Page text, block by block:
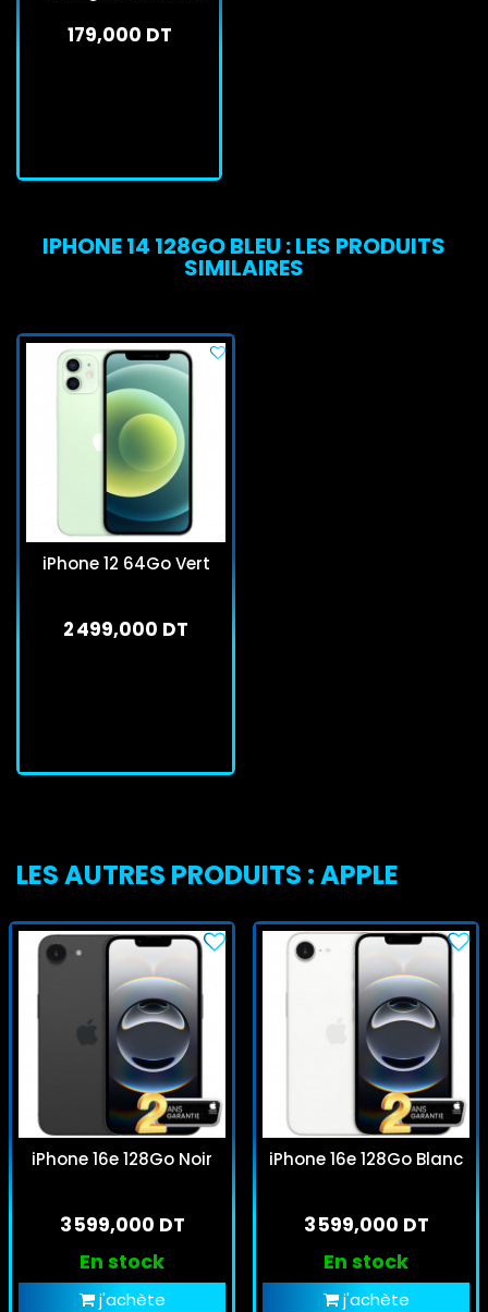
(24792)
179,000 DT
IPHONE 14 128GO BLEU : LES PRODUITS
SIMILAIRES
iPhone 12 64Go Vert
2 499,000 DT
LES AUTRES PRODUITS : APPLE
iPhone 16e 128Go Noir
3 599,000 DT
En stock
j'achète
iPhone 16e 128Go Blanc
3 599,000 DT
En stock
j'achète